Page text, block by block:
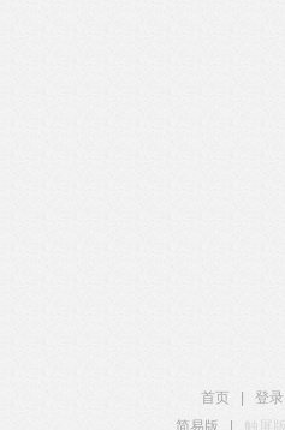
首页 登录
简易版
触屏版